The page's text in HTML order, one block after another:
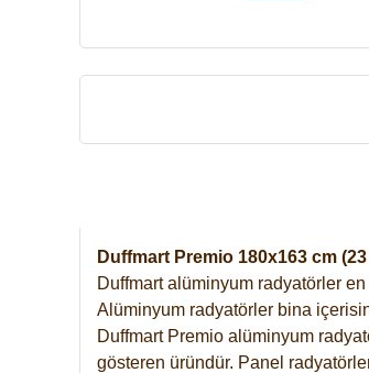
Duffmart Premio 180x163 cm
Duffmart alüminyum radyatörler
Alüminyum radyatörler bina
Duffmart Premio alüminyum
gösteren üründür. Panel